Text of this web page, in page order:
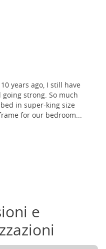
years ago, I still have
strong. So much
in super-king size
for our bedroom...
e